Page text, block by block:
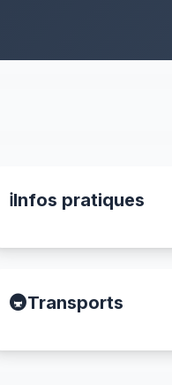
ℹ️Infos pratiques
🚇Transports